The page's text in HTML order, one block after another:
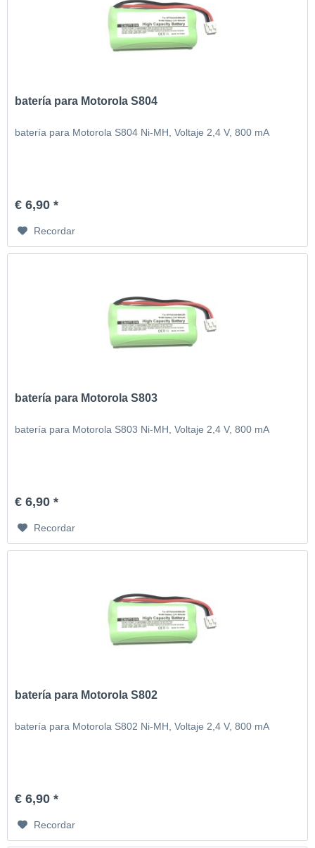
batería para Motorola S804
batería para Motorola S804 Ni-MH, Voltaje 2,4 V, 800 mA
€ 6,90 *
Recordar
batería para Motorola S803
batería para Motorola S803 Ni-MH, Voltaje 2,4 V, 800 mA
€ 6,90 *
Recordar
batería para Motorola S802
batería para Motorola S802 Ni-MH, Voltaje 2,4 V, 800 mA
€ 6,90 *
Recordar